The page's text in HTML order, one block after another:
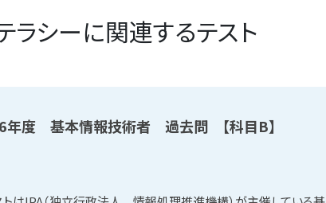
ラシーに関連するテスト
年度 基本情報技術者 過去問 【科目B】